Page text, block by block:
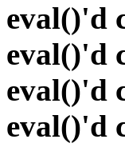
eval()'d
eval()'d
eval()'d
eval()'d